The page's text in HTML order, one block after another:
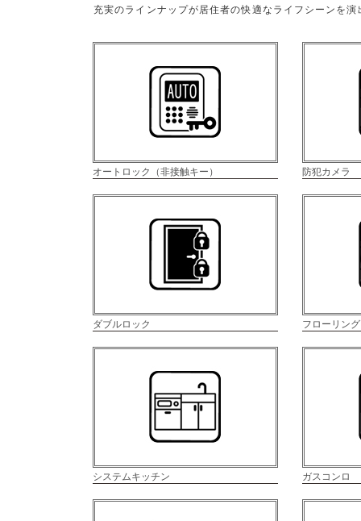
充実のラインナップが居住者の快適なライフシーンを演
オートロック（非接触キー） 防犯カメラ
ダブルロック フローリング
システムキッチン ガスコンロ